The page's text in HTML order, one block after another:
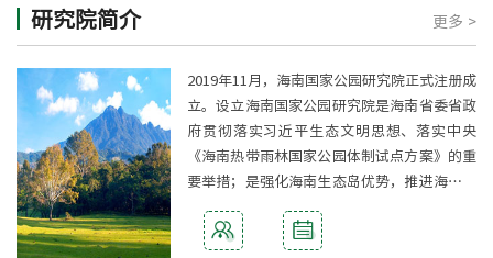
研究院简介 更多 >
2019年11月，海南国家公园研究院正式注册成
立。设立海南国家公园研究院是海南省委省政
府贯彻落实习近平生态文明思想、落实中央
《海南热带雨林国家公园体制试点方案》的重
要举措；是强化海南生态岛优势，推进海南热
有力抓手。
[详细]